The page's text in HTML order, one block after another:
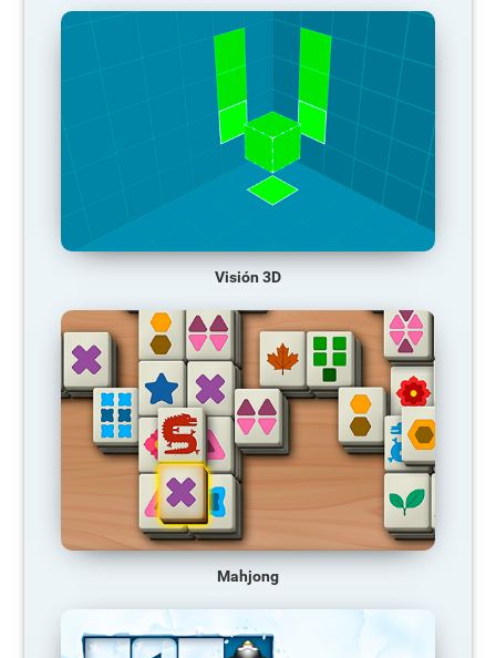
Visión 3D
Mahjong